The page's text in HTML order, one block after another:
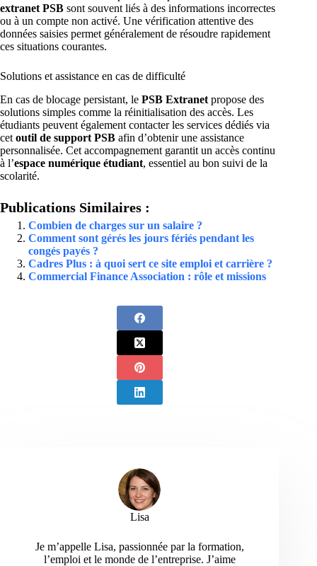
extranet PSB sont souvent liés à des informations incorrectes
ou à un compte non activé. Une vérification attentive des
données saisies permet généralement de résoudre rapidement
ces situations courantes.
Solutions et assistance en cas de difficulté
En cas de blocage persistant, le PSB Extranet propose des
solutions simples comme la réinitialisation des accès. Les
étudiants peuvent également contacter les services dédiés via
cet outil de support PSB afin d’obtenir une assistance
personnalisée. Cet accompagnement garantit un accès continu
à l’espace numérique étudiant, essentiel au bon suivi de la
scolarité.
Publications Similaires :
Combien de charges sur un salaire ?
Comment sont gérés les jours fériés pendant les
congés payés ?
Cadres Plus : à quoi sert ce site emploi et carrière ?
Commercial Finance Association : rôle et missions
Lisa
Je m’appelle Lisa, passionnée par la formation,
l’emploi et le monde de l’entreprise. J’aime